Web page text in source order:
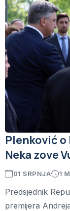
Plenković
Neka zove
01 SRPNJA 1
Predsjednik
premijera